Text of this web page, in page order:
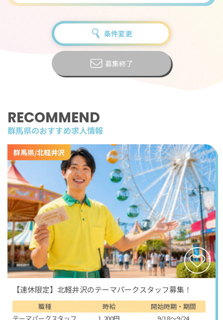
食事時間を提供する大切な役割を担います。お客様のご
案内から始まり、料理の配膳・下膳、ドリンクの提供、
食器やテーブルの片付けまで幅広く対応します。単に料
理を運ぶだけでなく、お客様の食事の進み具合を見なが
らタイミングよくサービスを行うことや、笑顔で接客を
てはさらにスキルを発揮できる絶好の環境です。
勤務時間は7:00～21:00の間で実働8時間、中抜け勤務が
基本となります。午前のシフトで朝食サービスを担当
し、午後はゆっくり休憩、夕方から再びディナー対応に
入るといった流れです。メリハリのある働き方ができる
ため、体力的な負担も少なく、空いた時間には周辺の自
然や温泉を楽しむことも可能です。
待遇面も充実しており、個室寮が用意されているためプ
ライベートを確保しながら働くことができます。Wi-Fi
も完備しているので、オフタイムには動画を楽しんだり
家族や友人と連絡を取り合うことも快適。さらに寮費や
光熱費が無料のため、余計な生活費がかからずしっかり
と貯金できる点も大きな魅力です。赴任交通費も規定内
で支給されるので、遠方からの応募者でも安心です。
観光の面でも、水上温泉は見どころが豊富です。冬は谷
条件変更
募集終了
RECOMMEND
群馬県のおすすめ求人情報
群馬県/北軽井沢
【連休限定】北軽井沢のテーマパークスタッフ募集！
職種
時給
開始時期・期間